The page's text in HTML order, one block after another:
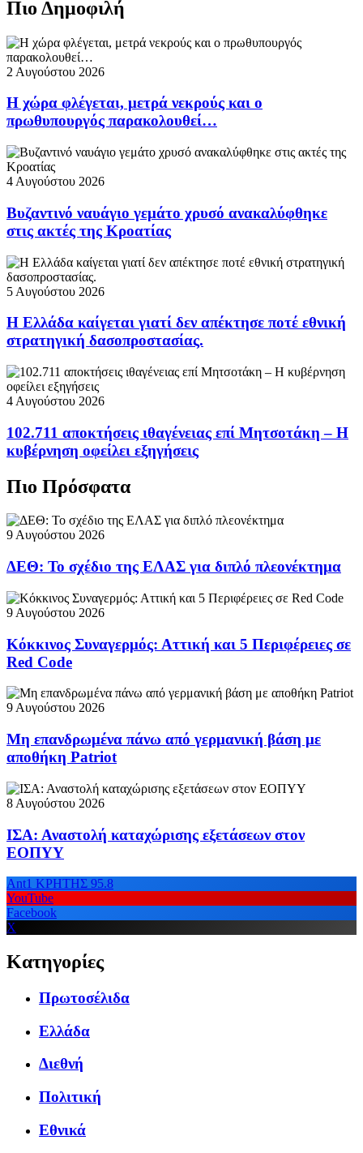
Πιο Δημοφιλή
2 Αυγούστου 2026
Η χώρα φλέγεται, μετρά νεκρούς και ο
πρωθυπουργός παρακολουθεί…
4 Αυγούστου 2026
Βυζαντινό ναυάγιο γεμάτο χρυσό ανακαλύφθηκε
στις ακτές της Κροατίας
5 Αυγούστου 2026
Η Ελλάδα καίγεται γιατί δεν απέκτησε ποτέ εθνική
στρατηγική δασοπροστασίας.
4 Αυγούστου 2026
102.711 αποκτήσεις ιθαγένειας επί Μητσοτάκη – Η
κυβέρνηση οφείλει εξηγήσεις
Πιο Πρόσφατα
9 Αυγούστου 2026
ΔΕΘ: Το σχέδιο της ΕΛΑΣ για διπλό πλεονέκτημα
9 Αυγούστου 2026
Κόκκινος Συναγερμός: Αττική και 5 Περιφέρειες σε
Red Code
9 Αυγούστου 2026
Μη επανδρωμένα πάνω από γερμανική βάση με
αποθήκη Patriot
8 Αυγούστου 2026
ΙΣΑ: Αναστολή καταχώρισης εξετάσεων στον
ΕΟΠΥΥ
Ant1 ΚΡΗΤΗΣ 95.8
YouTube
Facebook
X
Κατηγορίες
Πρωτοσέλιδα
Ελλάδα
Διεθνή
Πολιτική
Εθνικά